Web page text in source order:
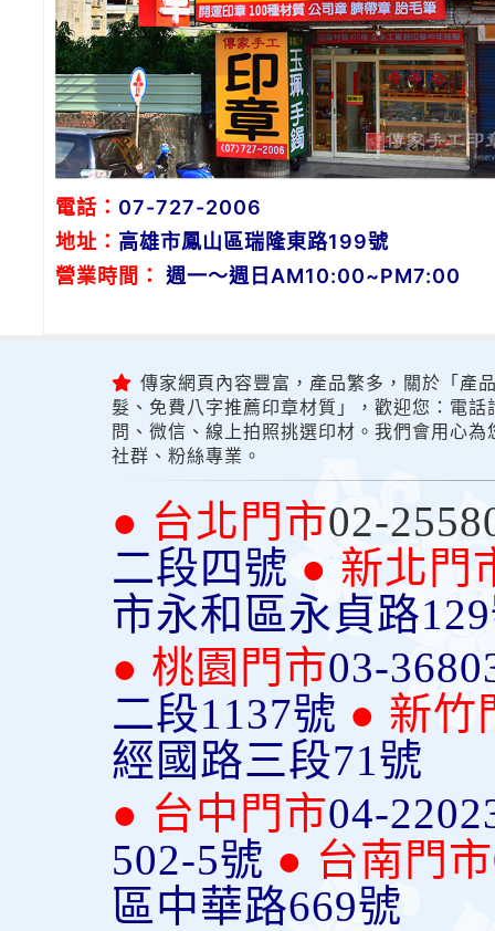
電話： 07-727-2006
地址： 高雄市鳳山區瑞隆東路199號
營業時間：
週一～週日AM10:00~PM7:00
傳家網頁內容豐富，產品繁多，關於「產
髮、免費八字推薦印章材質」，歡迎您：電
問、微信、線上拍照挑選印材。我們會用心
社群、粉絲專業。
● 台北門市02-
二段四號 ● 新北門
市永和區永貞路
● 桃園門市03-
二段1137號 ● 新竹
經國路三段71號
● 台中門市04-
502-5號 ● 台南門市
區中華路669號